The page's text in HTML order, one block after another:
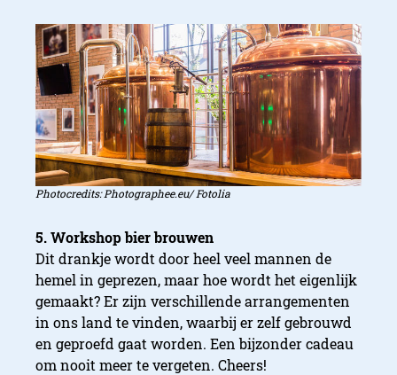
Photocredits: Photographee.eu/ Fotolia
5. Workshop bier brouwen
Dit drankje wordt door heel veel mannen de
hemel in geprezen, maar hoe wordt het eigenlijk
gemaakt? Er zijn verschillende arrangementen
in ons land te vinden, waarbij er zelf gebrouwd
en geproefd gaat worden. Een bijzonder cadeau
om nooit meer te vergeten. Cheers!